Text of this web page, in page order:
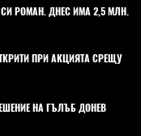
РОМАН. ДНЕС ИМА 2,5 МЛН.
ПРИ АКЦИЯТА СРЕЩУ
НА ГЪЛЪБ ДОНЕВ